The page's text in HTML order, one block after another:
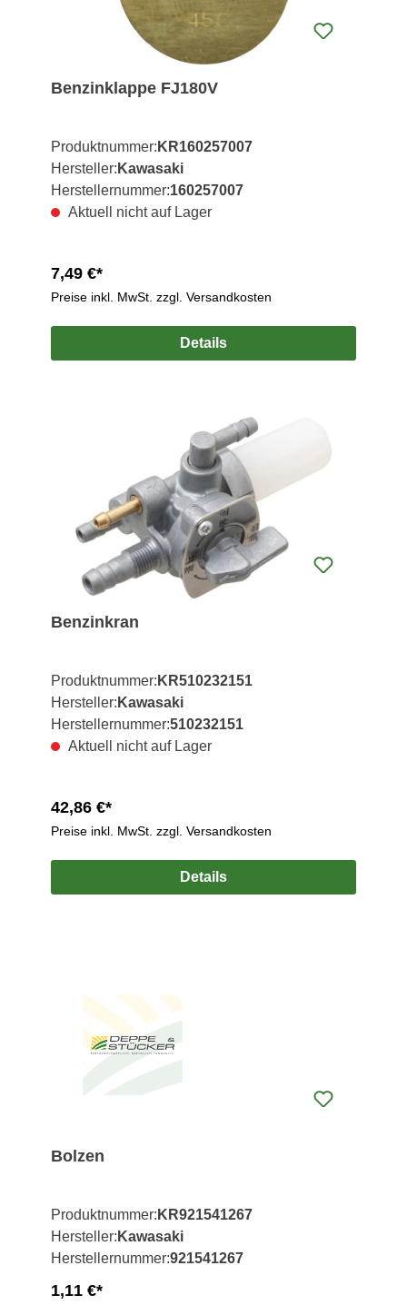
Benzinklappe FJ180V
Produktnummer: KR160257007
Hersteller: Kawasaki
Herstellernummer:160257007
Aktuell nicht auf Lager
7,49 €*
Preise inkl. MwSt. zzgl. Versandkosten
Details
Benzinkran
Produktnummer: KR510232151
Hersteller: Kawasaki
Herstellernummer:510232151
Aktuell nicht auf Lager
42,86 €*
Preise inkl. MwSt. zzgl. Versandkosten
Details
Bolzen
Produktnummer: KR921541267
Hersteller: Kawasaki
Herstellernummer:921541267
1,11 €*